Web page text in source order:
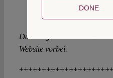
Projektmanagement
Teamassistenz –
Das klingt interessant? Dann
Website vorbei.
DONE